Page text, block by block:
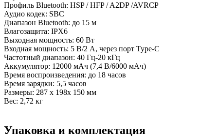
Профиль Bluetooth: HSP / HFP / A2DP /AVRCP
Аудио кодек: SBC
Диапазон Bluetooth: до 15 м
Влагозащита: IPX6
Выходная мощность: 60 Вт
Входная мощность: 5 В/2 А, через порт Type-C
Частотный диапазон: 40 Гц-20 кГц
Аккумулятор: 12000 мАч (7,4 В/6000 мАч)
Время воспроизведения: до 18 часов
Время зарядки: 5,5 часов
Размеры: 287 x 198x 150 мм
Вес: 2,72 кг
Упаковка и комплектация